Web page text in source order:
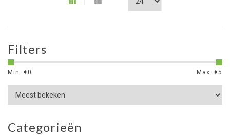
Filters
Min: €0 Max: €5
Categorieën